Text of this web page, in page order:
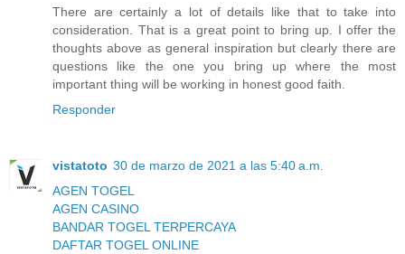
There are certainly a lot of details like that to take into
consideration. That is a great point to bring up. I offer the
thoughts above as general inspiration but clearly there are
questions like the one you bring up where the most
important thing will be working in honest good faith.
Responder
vistatoto 30 de marzo de 2021 a las 5:40 a.m.
AGEN TOGEL
AGEN CASINO
BANDAR TOGEL TERPERCAYA
DAFTAR TOGEL ONLINE